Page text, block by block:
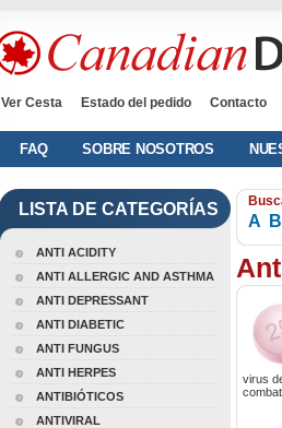
Ver Cesta
Estado del pedido Contacto
FAQ SOBRE NOSOTROS
LISTA DE CATEGORÍAS
ANTI ACIDITY
ANTI ALLERGIC AND ASTHMA
ANTI DEPRESSANT
ANTI DIABETIC
ANTI FUNGUS
ANTI HERPES
ANTIBIÓTICOS
ANTIVIRAL
A B
virus